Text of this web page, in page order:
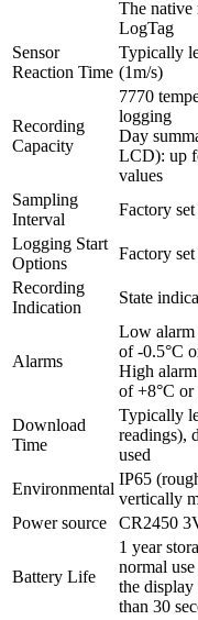
The native
LogTag
Sensor
Reaction Time
Typically
(1m/s)
Recording
Capacity
7770
logging
Day
LCD): up
values
Sampling
Interval
Factory
Logging Start
Options
Factory
Recording
Indication
State
Alarms
Low alarm
of -0.5°C
High
of +8°C or
Download
Time
Typically
readings),
used
Environmental
IP65
vertically
Power source
CR2450
Battery Life
1 year
normal
the
than 30